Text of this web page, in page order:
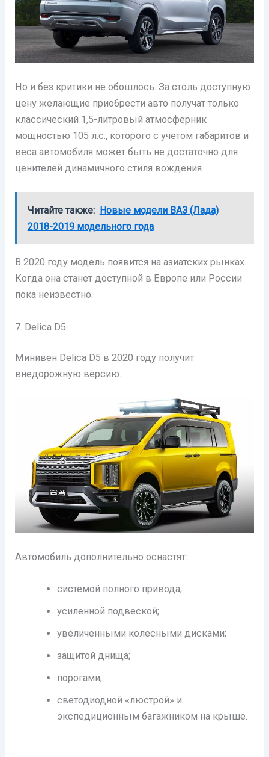
Но и без критики не обошлось. За столь доступную
цену желающие приобрести авто получат только
классический 1,5-литровый атмосферник
мощностью 105 л.с., которого с учетом габаритов и
веса автомобиля может быть не достаточно для
ценителей динамичного стиля вождения.
Читайте также: Новые модели ВАЗ (Лада)
2018-2019 модельного года
В 2020 году модель появится на азиатских рынках.
Когда она станет доступной в Европе или России
пока неизвестно.
7. Delica D5
Минивен Delica D5 в 2020 году получит
внедорожную версию.
Автомобиль дополнительно оснастят:
системой полного привода;
усиленной подвеской;
увеличенными колесными дисками;
защитой днища;
порогами;
светодиодной «люстрой» и
экспедиционным багажником на крыше.